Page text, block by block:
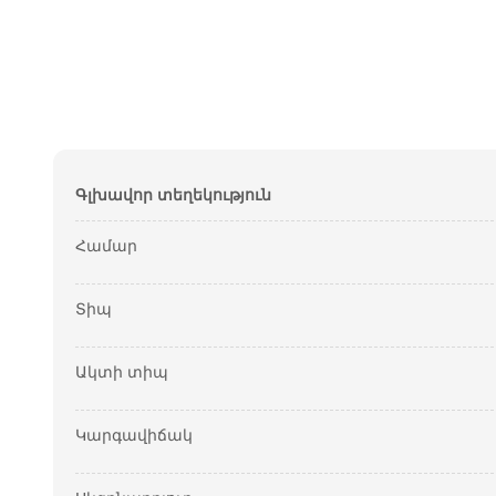
Գլխավոր տեղեկություն
Համար
Տիպ
Ակտի տիպ
Կարգավիճակ